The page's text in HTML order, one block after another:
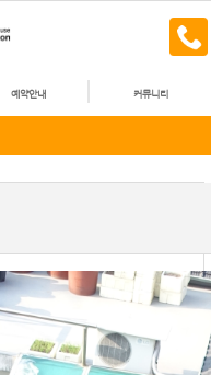
예약안내 커뮤니티